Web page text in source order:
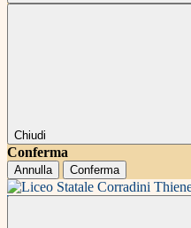
Chiudi
Conferma
Annulla Conferma